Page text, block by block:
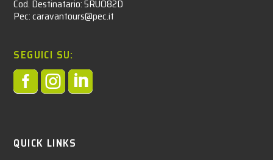
Cod. Destinatario: 5RUO82D
Pec: caravantours@pec.it
SEGUICI SU:

QUICK LINKS